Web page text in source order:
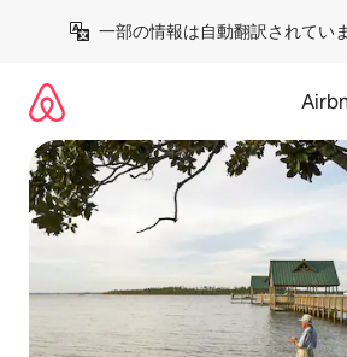
一部の情報は自動翻訳されていま